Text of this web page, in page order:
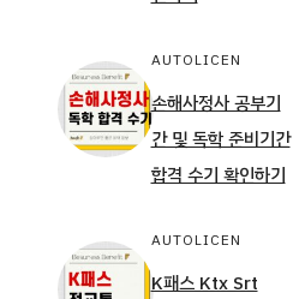
AUTOLICEN
손해사정사 공부기
간 및 독학 준비기간
합격 수기 확인하기
AUTOLICEN
K패스 Ktx Srt